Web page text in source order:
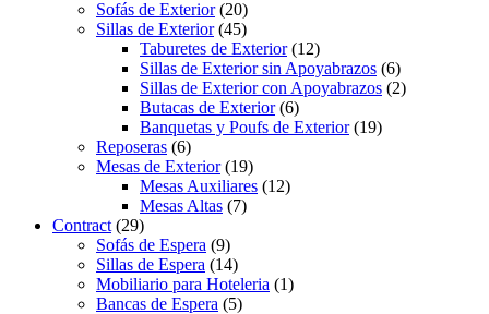
Sofás de Exterior(20)
Sillas de Exterior(45)
Taburetes de Exterior(12)
Sillas de Exterior sin Apoyabrazos (6)
Sillas de Exterior con Apoyabrazos (2)
Butacas de Exterior(6)
Banquetas y Poufs de Exterior(19)
Reposeras (6)
Mesas de Exterior(19)
Mesas Auxiliares (12)
Mesas Altas (7)
Contract (29)
Sofás de Espera (9)
Sillas de Espera (14)
Mobiliario para Hoteleria (1)
Bancas de Espera (5)